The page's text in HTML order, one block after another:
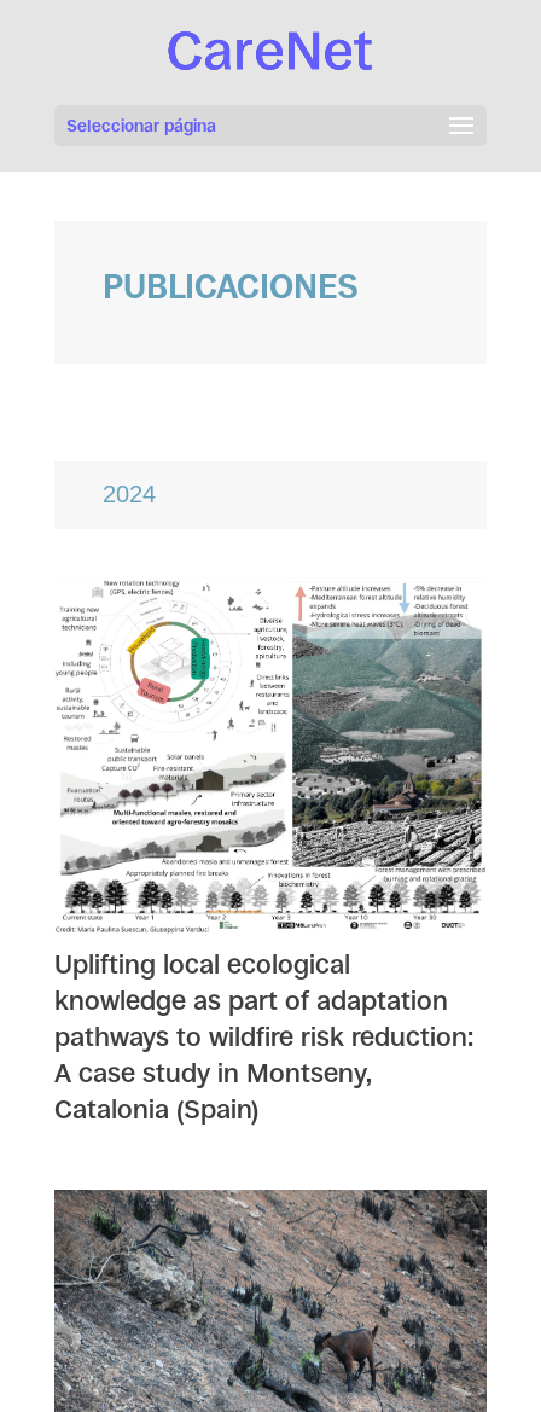
Seleccionar página
PUBLICACIONES
2024
Uplifting local ecological
knowledge as part of adaptation
pathways to wildfire risk reduction:
A case study in Montseny,
Catalonia (Spain)